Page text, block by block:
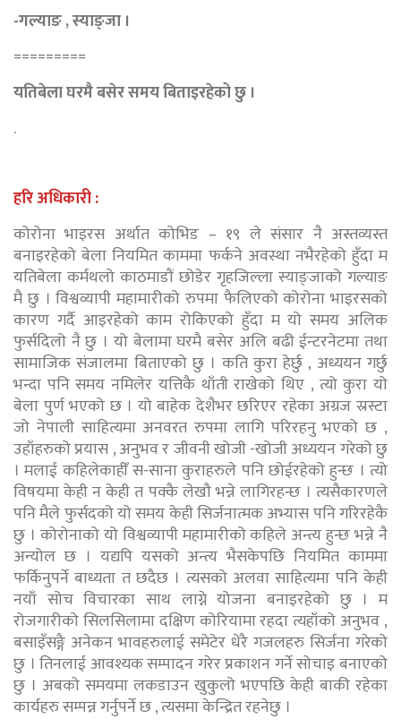
-गल्याङ , स्याङ्जा ।
=========
यतिबेला घरमै बसेर समय बिताइरहेको छु ।
.
हरि अधिकारी :
कोरोना भाइरस अर्थात कोभिड – १९ ले संसार नै अस्तव्यस्त
बनाइरहेको बेला नियमित काममा फर्कने अवस्था नभैरहेको हुँदा म
यतिबेला कर्मथलो काठमाडौं छोडेर गृहजिल्ला स्याङ्जाको गल्याङ
मै छु । विश्वव्यापी महामारीको रुपमा फैलिएको कोरोना भाइरसको
कारण गर्दै आइरहेको काम रोकिएको हुँदा म यो समय अलिक
फुर्सदिलो नै छु । यो बेलामा घरमै बसेर अलि बढी ईन्टरनेटमा तथा
सामाजिक संजालमा बिताएको छु । कति कुरा हेर्छु , अध्ययन गर्छु
भन्दा पनि समय नमिलेर यत्तिकै थाँती राखेको थिए , त्यो कुरा यो
बेला पुर्ण भएको छ । यो बाहेक देशैभर छरिएर रहेका अग्रज स्रस्टा
जो नेपाली साहित्यमा अनवरत रुपमा लागि परिरहनु भएको छ ,
उहाँहरुको प्रयास , अनुभव र जीवनी खोजी -खोजी अध्ययन गरेको छु
। मलाई कहिलेकाहीँ स-साना कुराहरुले पनि छोईरहेको हुन्छ । त्यो
विषयमा केही न केही त पक्कै लेखौ भन्ने लागिरहन्छ । त्यसैकारणले
पनि मैले फुर्सदको यो समय केही सिर्जनात्मक अभ्यास पनि गरिरहेकै
छु । कोरोनाको यो विश्वव्यापी महामारीको कहिले अन्त्य हुन्छ भन्ने नै
अन्योल छ । यद्यपि यसको अन्त्य भैसकेपछि नियमित काममा
फर्किनुपर्ने बाध्यता त छदैछ । त्यसको अलवा साहित्यमा पनि केही
नयाँ सोच विचारका साथ लाग्ने योजना बनाइरहेको छु । म
रोजगारीको सिलसिलामा दक्षिण कोरियामा रहदा त्यहाँको अनुभव ,
बसाइँसङ्गै अनेकन भावहरुलाई समेटेर धेरै गजलहरु सिर्जना गरेको
छु । तिनलाई आवश्यक सम्पादन गरेर प्रकाशन गर्ने सोचाइ बनाएको
छु । अबको समयमा लकडाउन खुकुलो भएपछि केही बाकी रहेका
कार्यहरु सम्पन्न गर्नुपर्ने छ , त्यसमा केन्द्रित रहनेछु ।